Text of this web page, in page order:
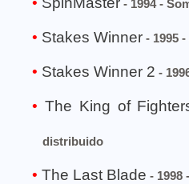
- 1994 -
Stakes Winner - 1995
Stakes Winner 2 -
The King of
distribuido
The Last Blade - 1998